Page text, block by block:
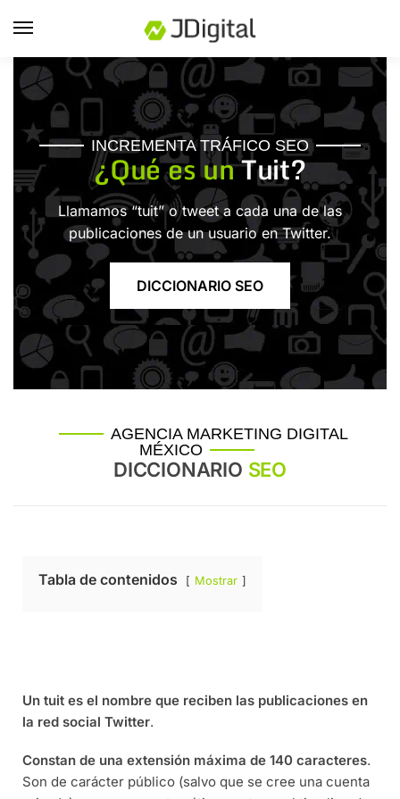
INCREMENTA TRÁFICO SEO
¿Qué es unTuit?
Llamamos “tuit” o tweet a cada una de las
publicaciones de un usuario en Twitter.
DICCIONARIO SEO
AGENCIA MARKETING DIGITAL
MÉXICO
DICCIONARIO SEO
Tabla de contenidos Mostrar
Un tuit es el nombre que reciben las publicaciones en
la red social Twitter.
Constan de una extensión máxima de 140 caracteres.
Son de carácter público (salvo que se cree una cuenta